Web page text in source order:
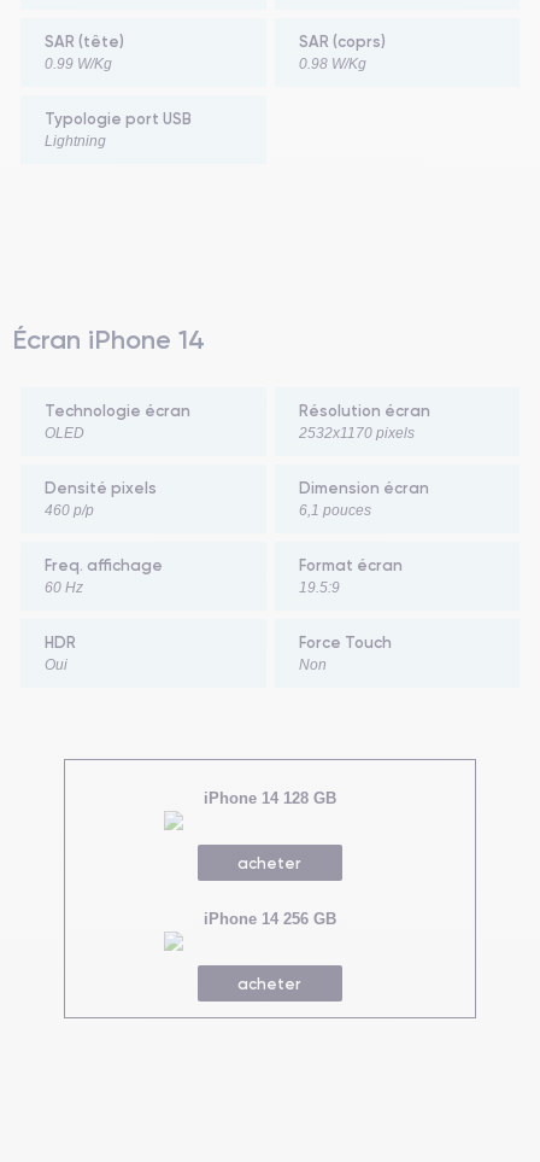
SAR (tête)
0.99 W/Kg
SAR (coprs)
0.98 W/Kg
Typologie port USB
Lightning
Écran iPhone 14
Technologie écran
OLED
Résolution écran
2532x1170 pixels
Densité pixels
460 p/p
Dimension écran
6,1 pouces
Freq. affichage
60 Hz
Format écran
19.5:9
HDR
Oui
Force Touch
Non
iPhone 14 128 GB
acheter
iPhone 14 256 GB
acheter